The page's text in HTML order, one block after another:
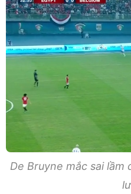
De Bruyne mắc sai